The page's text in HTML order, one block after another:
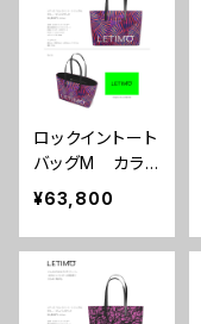
ロックイントート
バッグM カラ
ー/センスマゼン
ダ ■配送まで
約１か月
¥63,800